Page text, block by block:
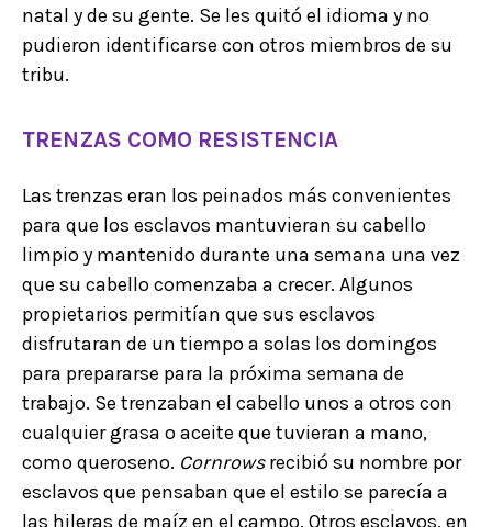
natal y de su gente. Se les quitó el idioma y no
pudieron identificarse con otros miembros de su
tribu.
TRENZAS COMO RESISTENCIA
Las trenzas eran los peinados más convenientes
para que los esclavos mantuvieran su cabello
limpio y mantenido durante una semana una vez
que su cabello comenzaba a crecer. Algunos
propietarios permitían que sus esclavos
disfrutaran de un tiempo a solas los domingos
para prepararse para la próxima semana de
trabajo. Se trenzaban el cabello unos a otros con
cualquier grasa o aceite que tuvieran a mano,
como queroseno. Cornrowsrecibió su nombre por
esclavos que pensaban que el estilo se parecía a
las hileras de maíz en el campo. Otros esclavos, en